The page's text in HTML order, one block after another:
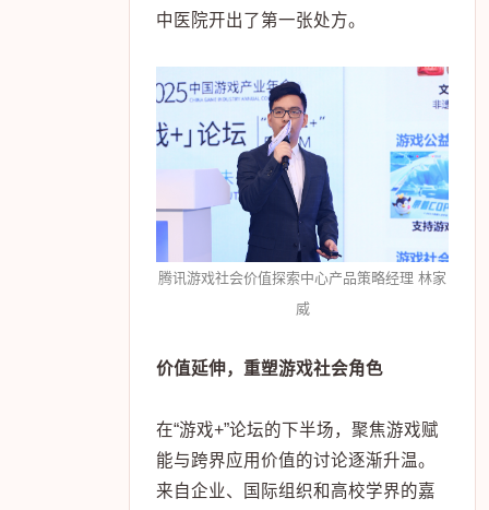
中医院开出了第一张处方。
腾讯游戏社会价值探索中心产品策略经理 林家
威
价值延伸，重塑游戏社会角色
在“游戏+”论坛的下半场，聚焦游戏赋
能与跨界应用价值的讨论逐渐升温。
来自企业、国际组织和高校学界的嘉